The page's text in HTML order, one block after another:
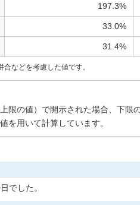
197.3%
33.0%
31.4%
などを考慮した値です。
限の値）で開示された場合、下限
を用いて計算しています。
でした。